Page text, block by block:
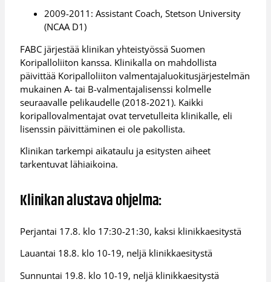
2009-2011: Assistant Coach, Stetson University
(NCAA D1)
FABC järjestää klinikan yhteistyössä Suomen
Koripalloliiton kanssa. Klinikalla on mahdollista
päivittää Koripalloliiton valmentajaluokitusjärjestelmän
mukainen A- tai B-valmentajalisenssi kolmelle
seuraavalle pelikaudelle (2018-2021). Kaikki
koripallovalmentajat ovat tervetulleita klinikalle, eli
lisenssin päivittäminen ei ole pakollista.
Klinikan tarkempi aikataulu ja esitysten aiheet
tarkentuvat lähiaikoina.
Klinikan alustava ohjelma:
Perjantai 17.8. klo 17:30-21:30, kaksi klinikkaesitystä
Lauantai 18.8. klo 10-19, neljä klinikkaesitystä
Sunnuntai 19.8. klo 10-19, neljä klinikkaesitystä